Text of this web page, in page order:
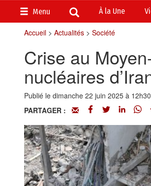
Menu À la Une
Accueil> Actualités> Société
Crise au
nucléaires
Publié le dimanche 22 juin 2025 à
PARTAGER :